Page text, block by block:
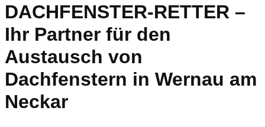
DACHFENSTER-RETTER –
Ihr Partner für den
Austausch von
Dachfenstern in Wernau am
Neckar